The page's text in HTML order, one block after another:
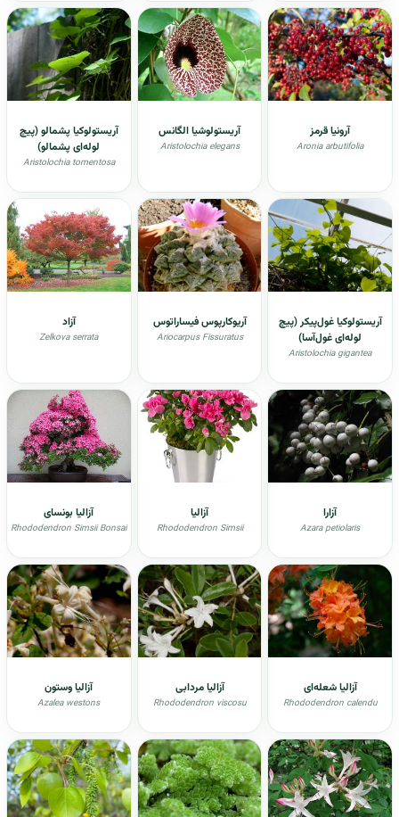
آرونیا قرمز
Aronia arbutifolia
آریستولوشیا الگانس
Aristolochia elegans
آریستولوکیا پشمالو (پیچ
لوله‌ای پشمالو)
Aristolochia tomentosa
آریستولوکیا غول‌پیکر (پیچ
لوله‌ای غول‌آسا)
Aristolochia gigantea
آريوكارپوس فیساراتوس
Ariocarpus Fissuratus
آزاد
Zelkova serrata
آزارا
Azara petiolaris
آزالیا
Rhododendron Simsii
آزالیا بونسای
Rhododendron Simsii Bonsai
آزالیا شعله‌ای
Rhododendron calendu
آزالیا مردابی
Rhododendron viscosu
آزالیا وستون
Azalea westons